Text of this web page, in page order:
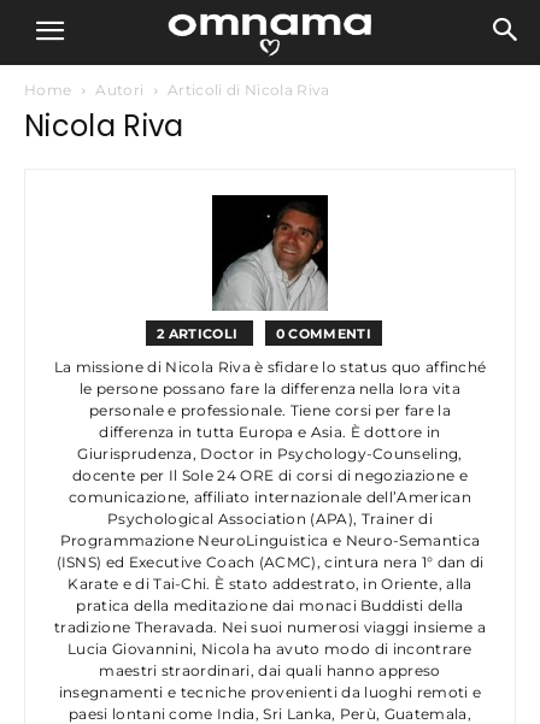
Home Autori Articoli di Nicola Riva
Nicola Riva
2 ARTICOLI 0 COMMENTI
La missione di Nicola Riva è sfidare lo status quo affinché
le persone possano fare la differenza nella lora vita
personale e professionale. Tiene corsi per fare la
differenza in tutta Europa e Asia. È dottore in
Giurisprudenza, Doctor in Psychology-Counseling,
docente per Il Sole 24 ORE di corsi di negoziazione e
comunicazione, affiliato internazionale dell’American
Psychological Association (APA), Trainer di
Programmazione NeuroLinguistica e Neuro-Semantica
(ISNS) ed Executive Coach (ACMC), cintura nera 1° dan di
Karate e di Tai-Chi. È stato addestrato, in Oriente, alla
pratica della meditazione dai monaci Buddisti della
tradizione Theravada. Nei suoi numerosi viaggi insieme a
Lucia Giovannini, Nicola ha avuto modo di incontrare
maestri straordinari, dai quali hanno appreso
insegnamenti e tecniche provenienti da luoghi remoti e
paesi lontani come India, Sri Lanka, Perù, Guatemala,